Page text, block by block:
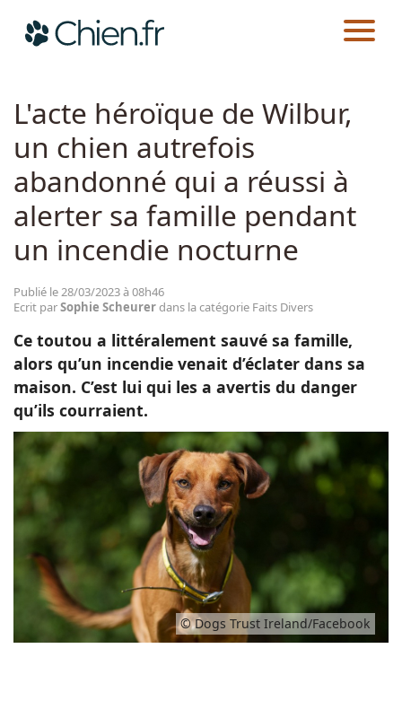
Races
Guides
CHIEN.FR ACTUALITÉS
L'acte héroïque de Wilbur,
un chien autrefois
abandonné qui a réussi à
alerter sa famille pendant
un incendie nocturne
Publié le 28/03/2023 à 08h46
Ecrit parSophie Scheurerdans la catégorie Faits Divers
Ce toutou a littéralement sauvé sa famille,
alors qu’un incendie venait d’éclater dans sa
maison. C’est lui qui les a avertis du danger
qu’ils courraient.
© Dogs Trust Ireland/Facebook